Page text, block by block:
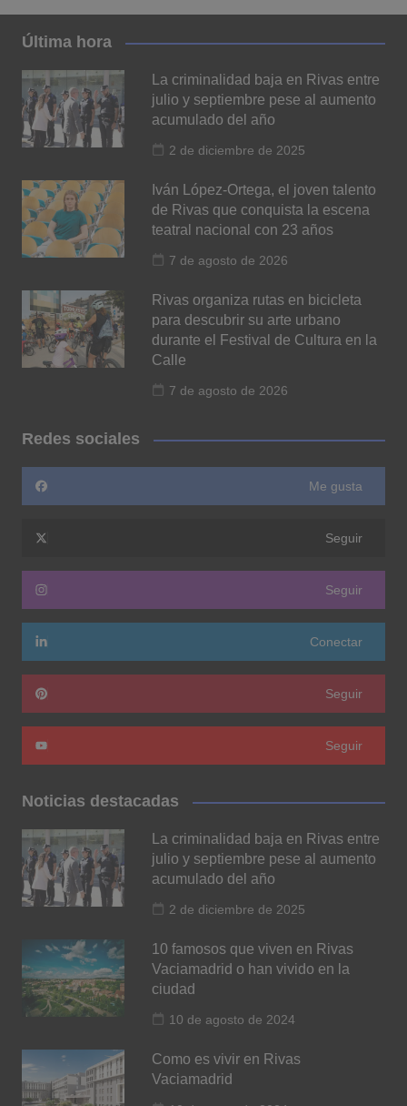
Última hora
La criminalidad baja en Rivas entre
julio y septiembre pese al aumento
acumulado del año
2 de diciembre de 2025
Iván López-Ortega, el joven talento
de Rivas que conquista la escena
teatral nacional con 23 años
7 de agosto de 2026
Rivas organiza rutas en bicicleta
para descubrir su arte urbano
durante el Festival de Cultura en la
Calle
7 de agosto de 2026
Redes sociales
Me gusta
Seguir
Seguir
Conectar
Seguir
Seguir
Noticias destacadas
La criminalidad baja en Rivas entre
julio y septiembre pese al aumento
acumulado del año
2 de diciembre de 2025
10 famosos que viven en Rivas
Vaciamadrid o han vivido en la
ciudad
10 de agosto de 2024
Como es vivir en Rivas
Vaciamadrid